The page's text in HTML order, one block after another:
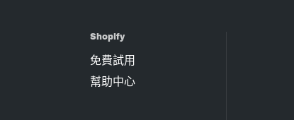
Shopify
免費試用
幫助中心